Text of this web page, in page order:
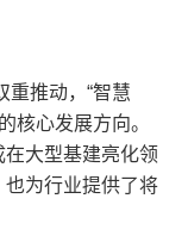
重推动，“智慧
核心发展方向。
大型基建亮化领
为行业提供了将